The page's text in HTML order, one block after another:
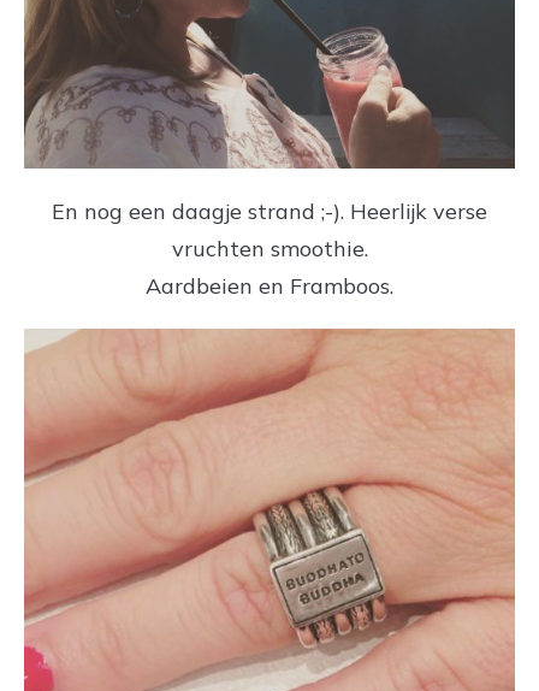
En nog een daagje strand ;-). Heerlijk verse
vruchten smoothie.
Aardbeien en Framboos.